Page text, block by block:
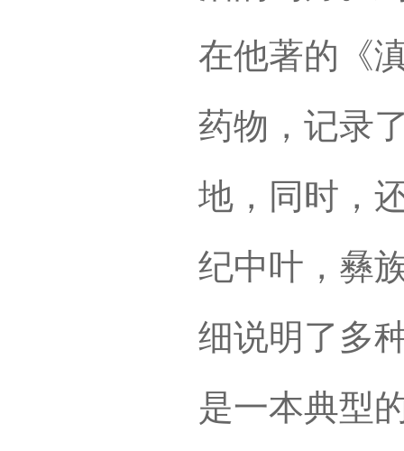
在他著的《
药物，记录
地，同时，
纪中叶，彝
细说明了多
是一本典型